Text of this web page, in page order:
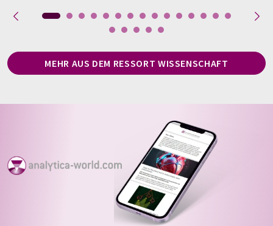
MEHR AUS DEM RESSORT WISSENSCHAFT